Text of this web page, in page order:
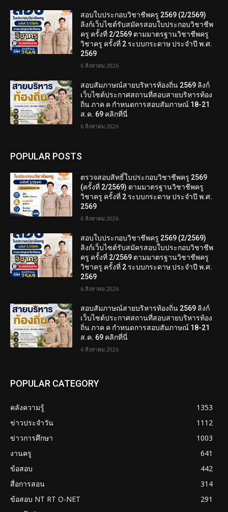
สอบใบประกอบวิชาชีพครู 2569 (2/2569)
ลิงก์เว็บไซต์รับสมัครสอบใบประกอบวิชาชีพ
ครู ครั้งที่ 2/2569 ตามมาตรฐานวิชาชีพครู
วิชาครู ครั้งที่ 2 ระบบกระดาษ ประจำปี พ.ศ.
2569
6 สิงหาคม 2026
สอบสัมภาษณ์สายบริหารท้องถิ่น 2569 ลิงก์
เว็บไซต์ประกาศสถานที่สอบสายบริหารท้อง
ถิ่น ภาค ค กำหนดการสอบสัมภาษณ์ 18-21
ส.ค. 69 คลิกที่นี่
6 สิงหาคม 2026
POPULAR POSTS
ตรวจสอบสิทธิ์ใบประกอบวิชาชีพครู 2569
(ครั้งที่ 2/2569) ตามมาตรฐานวิชาชีพครู
วิชาครู ครั้งที่ 2 ระบบกระดาษ ประจำปี พ.ศ.
2569
6 สิงหาคม 2026
สอบใบประกอบวิชาชีพครู 2569 (2/2569)
ลิงก์เว็บไซต์รับสมัครสอบใบประกอบวิชาชีพ
ครู ครั้งที่ 2/2569 ตามมาตรฐานวิชาชีพครู
วิชาครู ครั้งที่ 2 ระบบกระดาษ ประจำปี พ.ศ.
2569
6 สิงหาคม 2026
สอบสัมภาษณ์สายบริหารท้องถิ่น 2569 ลิงก์
เว็บไซต์ประกาศสถานที่สอบสายบริหารท้อง
ถิ่น ภาค ค กำหนดการสอบสัมภาษณ์ 18-21
ส.ค. 69 คลิกที่นี่
6 สิงหาคม 2026
POPULAR CATEGORY
คลังความรู้
1353
ข่าวประจำวัน
1112
ข่าวการศึกษา
1003
งานครู
641
ข้อสอบ
442
สื่อการสอน
314
ข้อสอบ NT RT O-NET
291